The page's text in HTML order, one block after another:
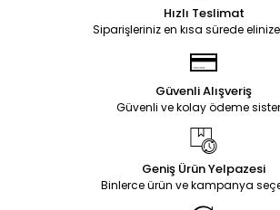
Hızlı Teslimat
Siparişleriniz en kısa sürede elinize
Güvenli Alışveriş
Güvenli ve kolay ödeme
Geniş Ürün Yelpazesi
Binlerce ürün ve kampanya